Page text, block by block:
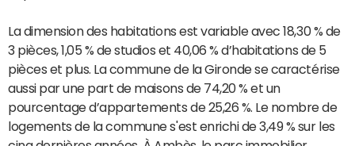
La dimension des habitations est variable avec 18,30 % de
3 pièces, 1,05 % de studios et 40,06 % d’habitations de 5
pièces et plus. La commune de la Gironde se caractérise
aussi par une part de maisons de 74,20 % et un
pourcentage d’appartements de 25,26 %. Le nombre de
logements de la commune s'est enrichi de 3,49 % sur les